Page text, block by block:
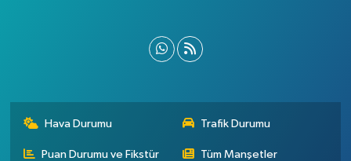
Hava Durumu Trafik Durumu
Puan Durumu ve Fikstür Tüm Manşetler